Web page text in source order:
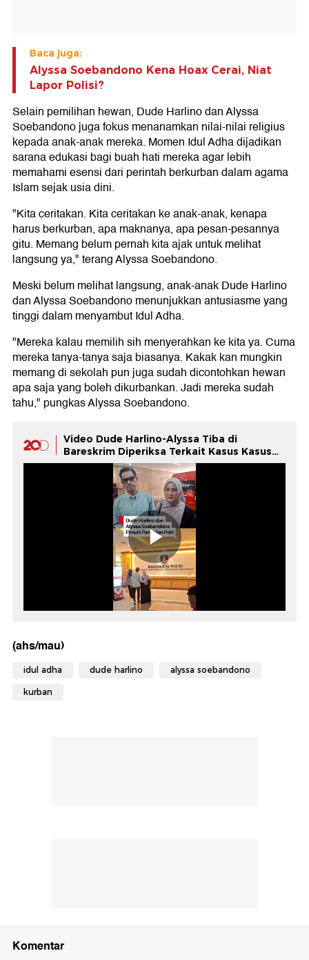
Baca juga:
Alyssa Soebandono Kena Hoax Cerai, Niat
Lapor Polisi?
Selain pemilihan hewan, Dude Harlino dan Alyssa
Soebandono juga fokus menanamkan nilai-nilai religius
kepada anak-anak mereka. Momen Idul Adha dijadikan
sarana edukasi bagi buah hati mereka agar lebih
memahami esensi dari perintah berkurban dalam agama
Islam sejak usia dini.
"Kita ceritakan. Kita ceritakan ke anak-anak, kenapa
harus berkurban, apa maknanya, apa pesan-pesannya
gitu. Memang belum pernah kita ajak untuk melihat
langsung ya," terang Alyssa Soebandono.
Meski belum melihat langsung, anak-anak Dude Harlino
dan Alyssa Soebandono menunjukkan antusiasme yang
tinggi dalam menyambut Idul Adha.
"Mereka kalau memilih sih menyerahkan ke kita ya. Cuma
mereka tanya-tanya saja biasanya. Kakak kan mungkin
memang di sekolah pun juga sudah dicontohkan hewan
apa saja yang boleh dikurbankan. Jadi mereka sudah
tahu," pungkas Alyssa Soebandono.
Video Dude Harlino-Alyssa Tiba di
Bareskrim Diperiksa Terkait Kasus Kasus
DSI
(ahs/mau)
idul adha dude harlino alyssa soebandono
kurban
Komentar